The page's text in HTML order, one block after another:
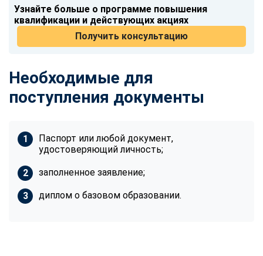
Узнайте больше о программе повышения
квалификации и действующих акциях
Получить консультацию
Необходимые для
поступления документы
Паспорт или любой документ,
удостоверяющий личность;
заполненное заявление;
диплом о базовом образовании.